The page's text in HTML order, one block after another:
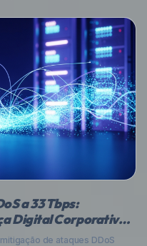
no sistema host. Entenda
virtualizados.
a 33 Tbps:
Digital Corporativa
de ataques DDoS